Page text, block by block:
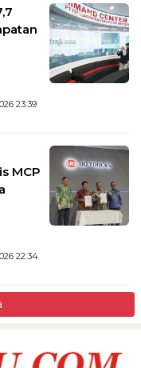
23:39
MCP
22:34